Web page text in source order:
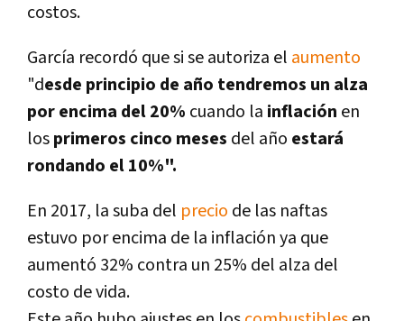
costos.
Garcí­a recordó que si se autoriza el aumento
"desde principio de año tendremos un alza
por encima del 20% cuando la inflación en
losprimeros cinco meses del año estará
rondando el 10%".
En 2017, la suba del precio de las naftas
estuvo por encima de la inflación ya que
aumentó 32% contra un 25% del alza del
costo de vida.